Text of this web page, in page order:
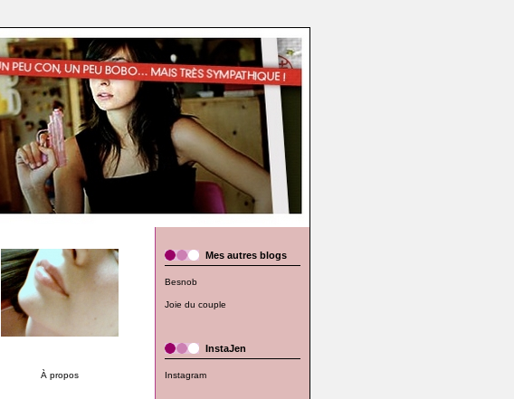
À propos
Mes autres blogs
Besnob
Joie du couple
InstaJen
Instagram